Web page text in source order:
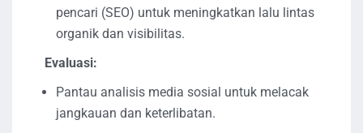
pencari (SEO) untuk meningkatkan lalu lintas
organik dan visibilitas.
Evaluasi:
Pantau analisis media sosial untuk melacak
jangkauan dan keterlibatan.